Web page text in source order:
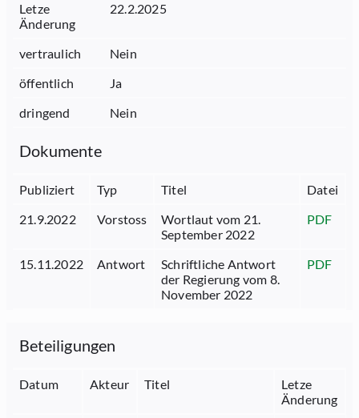
Letze
Änderung
22.2.2025
vertraulich
Nein
öffentlich
Ja
dringend
Nein
Dokumente
Publiziert Typ Titel
Datei
21.9.2022
Vorstoss
Wortlaut vom 21.
September 2022
PDF
15.11.2022 Antwort
Schriftliche Antwort
der Regierung vom 8.
November 2022
PDF
Beteiligungen
Datum Akteur Titel
Letze
Änderung